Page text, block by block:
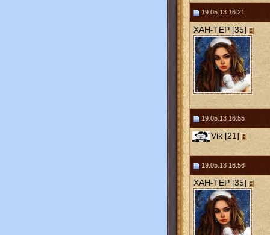
19.05.13 16:21
ХАН-ТЕР [35]
19.05.13 16:55
Vik [21]
19.05.13 16:56
ХАН-ТЕР [35]